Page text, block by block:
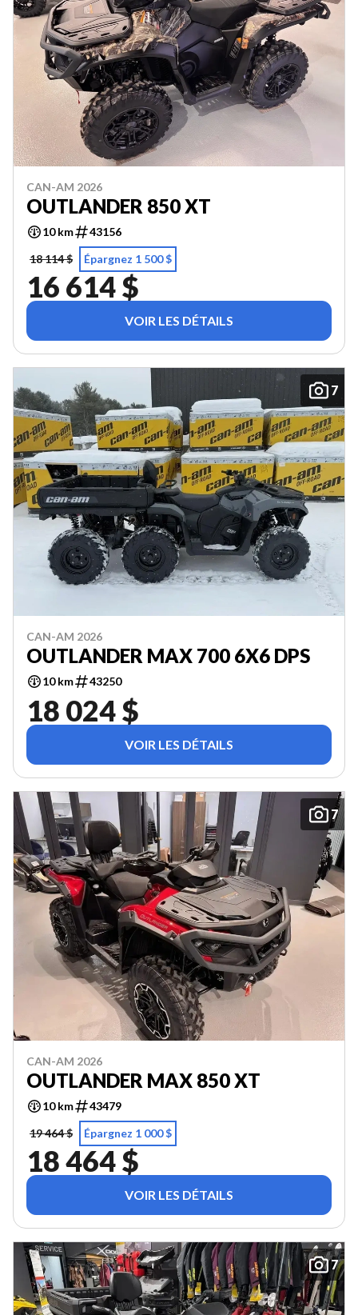
CAN-AM 2026
OUTLANDER 850 XT
10 km
43156
18 114 $
Épargnez 1 500 $
16 614 $
VOIR LES DÉTAILS
7
CAN-AM 2026
OUTLANDER MAX 700 6X6 DPS
10 km 43250
18 024 $
VOIR LES DÉTAILS
7
CAN-AM 2026
OUTLANDER MAX 850 XT
10 km
43479
19 464 $
Épargnez 1 000 $
18 464 $
VOIR LES DÉTAILS
7